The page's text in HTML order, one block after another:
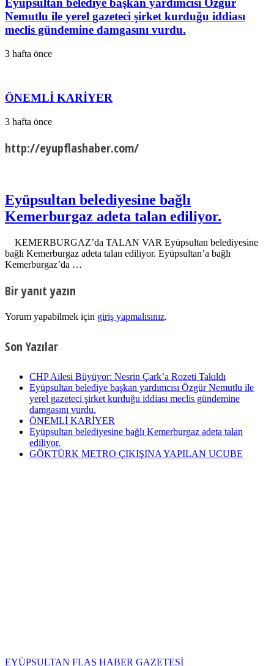
Eyüpsultan belediye başkan yardımcısı Özgür
Nemutlu ile yerel gazeteci şirket kurduğu iddiası
meclis gündemine damgasını vurdu.
3 hafta önce
ÖNEMLİ KARİYER
3 hafta önce
http://eyupflashaber.com/
Eyüpsultan belediyesine bağlı
Kemerburgaz adeta talan ediliyor.
KEMERBURGAZ’da TALAN VAR Eyüpsultan belediyesine
bağlı Kemerburgaz adeta talan ediliyor. Eyüpsultan’a bağlı
Kemerburgaz’da …
Bir yanıt yazın
Yorum yapabilmek için giriş yapmalısınız.
Son Yazılar
CHP Ailesi Büyüyor: Nesrin Çark’a Rozeti Takıldı
Eyüpsultan belediye başkan yardımcısı Özgür Nemutlu ile
yerel gazeteci şirket kurduğu iddiası meclis gündemine
damgasını vurdu.
ÖNEMLİ KARİYER
Eyüpsultan belediyesine bağlı Kemerburgaz adeta talan
ediliyor.
GÖKTÜRK METRO ÇIKIŞINA YAPILAN UCUBE
EYÜPSULTAN FLAŞ HABER GAZETESİ